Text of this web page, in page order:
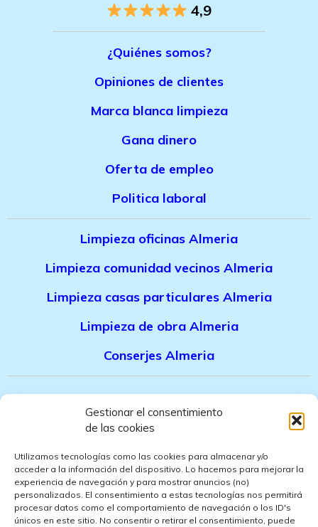
Gestionar el consentimiento
de las cookies
Utilizamos tecnologías como las cookies para almacenar y/o
acceder a la información del dispositivo. Lo hacemos para mejorar la
experiencia de navegación y para mostrar anuncios (no)
personalizados. El consentimiento a estas tecnologías nos permitirá
procesar datos como el comportamiento de navegación o los ID's
únicos en este sitio. No consentir o retirar el consentimiento, puede
4,9
¿Quiénes somos?
Opiniones de clientes
Marca blanca limpieza
Gana dinero
Oferta de empleo
Politica laboral
Limpieza oficinas Almeria
Limpieza comunidad vecinos Almeria
Limpieza casas particulares Almeria
Limpieza de obra Almeria
Conserjes Almeria
Canal denuncias trabajadores
Aviso legal
Politica de cookies